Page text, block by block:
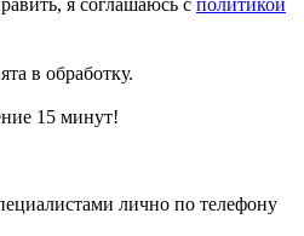
я соглашаюсь с политикой
в обработку.
15 минут!
лично по телефону